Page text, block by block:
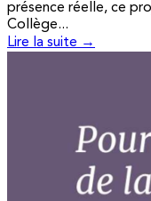
présence réelle, ce
Collège...
Lire la suite →